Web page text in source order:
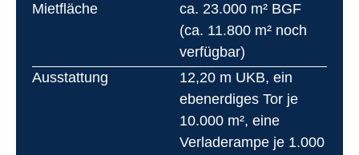
Mietfläche
ca. 23.000 m² BGF
(ca. 11.800 m² noch
verfügbar)
Ausstattung
12,20 m UKB, ein
ebenerdiges Tor je
10.000 m², eine
Verladerampe je 1.000